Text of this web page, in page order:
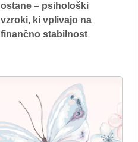
ostane – psihološki
vzroki, ki vplivajo na
finančno stabilnost